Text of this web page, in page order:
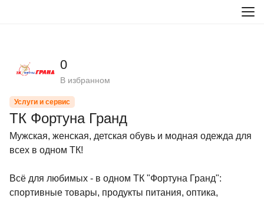
0
В избранном
Услуги и сервис
ТК Фортуна Гранд
Мужская, женская, детская обувь и модная одежда для
всех в одном ТК!
Всё для любимых - в одном ТК "Фортуна Гранд":
спортивные товары, продукты питания, оптика,